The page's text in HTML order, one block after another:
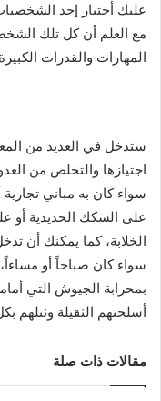
عليك أختيار إحد
مع العلم أن كل تلك
المهارات والقدرات
ستدخل في العديد من
اجتيازها والتخلص من
سواء كان به مباني
على السكك الحديدية
الخلابة، كما يمكنك أن
سواء كان صباحاً أو
بمحرابة الجيوش التي
أسلحتهم الثقيلة وثتلهم
مقالات ذات صلة